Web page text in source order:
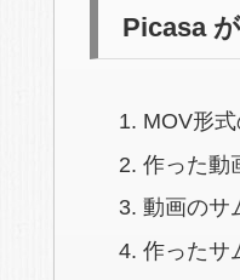
Picasa
MOV形
作った動
動画のサ
作ったサ